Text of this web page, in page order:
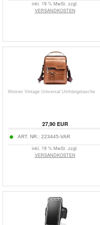
inkl. 19 % MwSt. zzgl.
VERSANDKOSTEN
Weixier Vintage Universal Umhängetasche
27,90EUR
ART. NR.: 223445-VAR
inkl. 19 % MwSt. zzgl.
VERSANDKOSTEN